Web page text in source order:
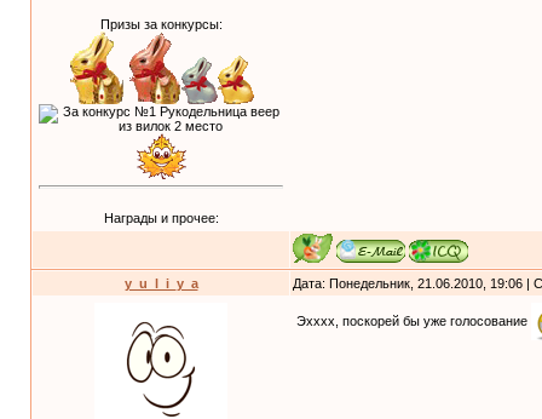
Призы за конкурсы:
Награды и прочее:
y_u_l_i_y_a Дата: Понедельник, 21.06.2010, 19:06 |
Эхххх, поскорей бы уже голосование